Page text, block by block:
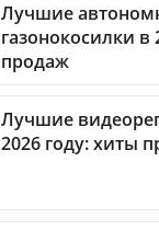
Лучшие
газонокосилки в
продаж
Лучшие
2026 году: хиты